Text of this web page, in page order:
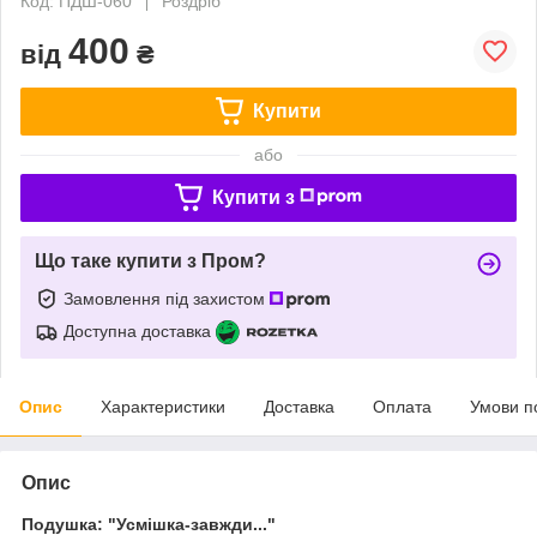
від 400 ₴
Купити
або
Купити з
Що таке купити з Пром?
Замовлення під захистом
Доступна доставка
Опис Характеристики Доставка Оплата Умови
Опис
Подушка: "Усмішка-завжди..."